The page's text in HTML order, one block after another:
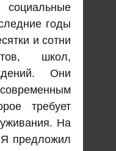
годы
и сотни
школ,
Они
требует
На
предложил